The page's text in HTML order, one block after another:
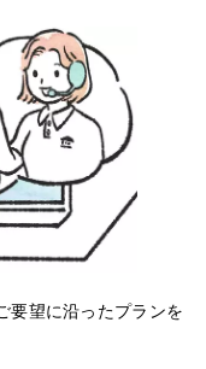
要望に沿ったプランを